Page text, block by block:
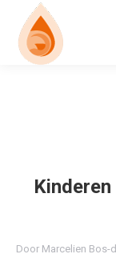
Door Marcelien Bos-